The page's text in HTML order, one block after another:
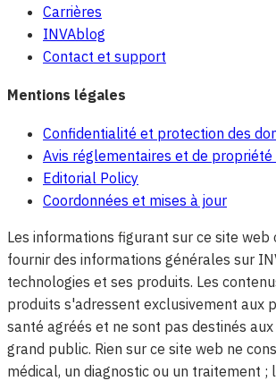
Carrières
INVAblog
Contact et support
Mentions légales
Confidentialité et protection des
Avis réglementaires et de
Editorial Policy
Coordonnées et mises à jour
Les informations figurant sur ce site
fournir des informations générales sur
technologies et ses produits. Les
produits s'adressent exclusivement aux
santé agréés et ne sont pas destinés
grand public. Rien sur ce site web ne
médical, un diagnostic ou un traitement ;